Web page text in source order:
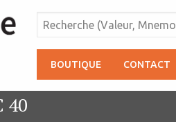
BOUTIQUE CONTACT
40